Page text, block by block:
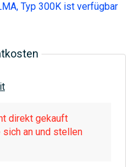
Typ 300K ist verfügbar
direkt gekauft
an und stellen